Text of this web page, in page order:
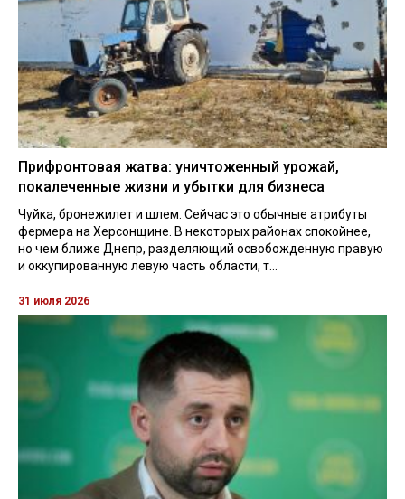
Прифронтовая жатва: уничтоженный урожай,
покалеченные жизни и убытки для бизнеса
Чуйка, бронежилет и шлем. Сейчас это обычные атрибуты
фермера на Херсонщине. В некоторых районах спокойнее,
но чем ближе Днепр, разделяющий освобожденную правую
и оккупированную левую часть области, т...
31 июля 2026